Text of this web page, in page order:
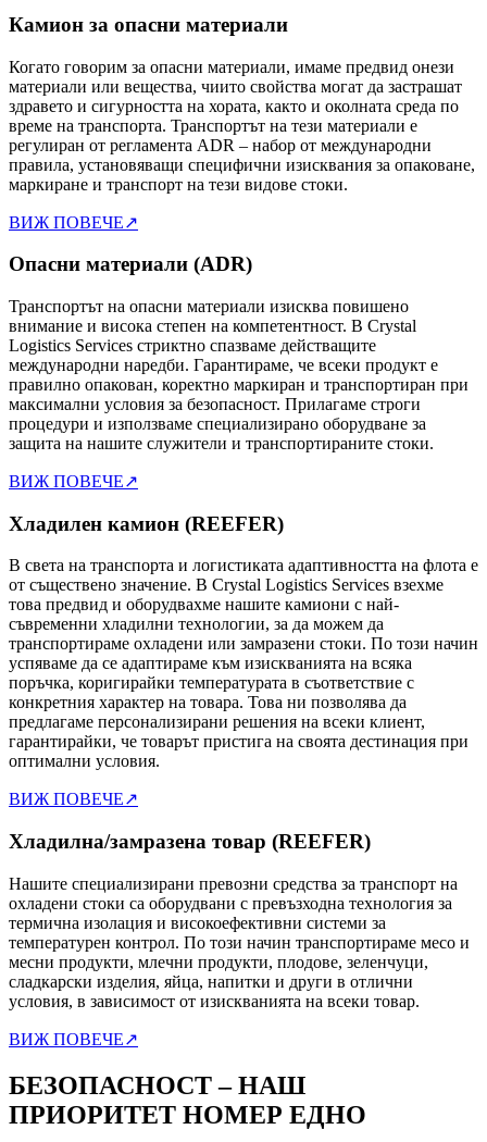
Камион за опасни материали
Когато говорим за опасни материали, имаме предвид онези
материали или вещества, чиито свойства могат да застрашат
здравето и сигурността на хората, както и околната среда по
време на транспорта. Транспортът на тези материали е
регулиран от регламента ADR – набор от международни
правила, установяващи специфични изисквания за опаковане,
маркиране и транспорт на тези видове стоки.
ВИЖ ПОВЕЧЕ↗
Опасни материали (ADR)
Транспортът на опасни материали изисква повишено
внимание и висока степен на компетентност. В Crystal
Logistics Services стриктно спазваме действащите
международни наредби. Гарантираме, че всеки продукт е
правилно опакован, коректно маркиран и транспортиран при
максимални условия за безопасност. Прилагаме строги
процедури и използваме специализирано оборудване за
защита на нашите служители и транспортираните стоки.
ВИЖ ПОВЕЧЕ↗
Хладилен камион (REEFER)
В света на транспорта и логистиката адаптивността на флота е
от съществено значение. В Crystal Logistics Services взехме
това предвид и оборудвахме нашите камиони с най-
съвременни хладилни технологии, за да можем да
транспортираме охладени или замразени стоки. По този начин
успяваме да се адаптираме към изискванията на всяка
поръчка, коригирайки температурата в съответствие с
конкретния характер на товара. Това ни позволява да
предлагаме персонализирани решения на всеки клиент,
гарантирайки, че товарът пристига на своята дестинация при
оптимални условия.
ВИЖ ПОВЕЧЕ↗
Хладилна/замразена товар (REEFER)
Нашите специализирани превозни средства за транспорт на
охладени стоки са оборудвани с превъзходна технология за
термична изолация и високоефективни системи за
температурен контрол. По този начин транспортираме месо и
месни продукти, млечни продукти, плодове, зеленчуци,
сладкарски изделия, яйца, напитки и други в отлични
условия, в зависимост от изискванията на всеки товар.
ВИЖ ПОВЕЧЕ↗
БЕЗОПАСНОСТ – НАШ
ПРИОРИТЕТ НОМЕР ЕДНО